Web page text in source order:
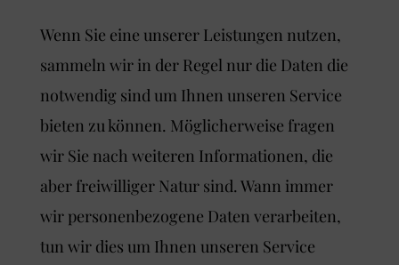
Wenn Sie eine unserer Leistungen nutzen,
sammeln wir in der Regel nur die Daten die
notwendig sind um Ihnen unseren Service
bieten zu können. Möglicherweise fragen
wir Sie nach weiteren Informationen, die
aber freiwilliger Natur sind. Wann immer
wir personenbezogene Daten verarbeiten,
tun wir dies um Ihnen unseren Service